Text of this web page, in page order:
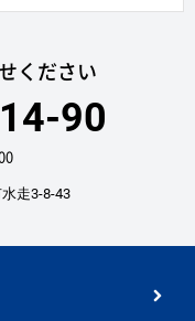
ください
90
走3-8-43